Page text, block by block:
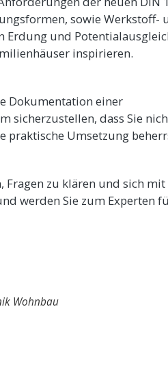
sowie Werkstoff-
Erdung und
inspirieren.
Dokumentation einer
sicherzustellen, dass Sie
praktische Umsetzung
Fragen zu klären und sich mit
werden Sie zum Experten
Wohnbau